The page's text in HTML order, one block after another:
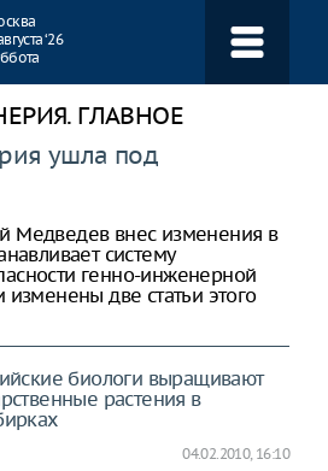
‘26
ГЛАВНОЕ
ушла под
Медведев внес изменения в
систему
генно-инженерной
изменены две статьи этого
биологи выращивают
растения в
04.02.2010, 16:10